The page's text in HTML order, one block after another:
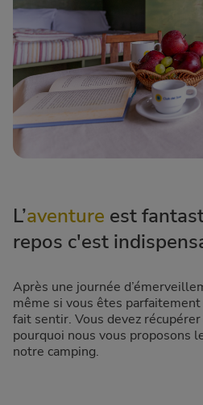
L’aventure est
repos c'est
Après une journée
même si vous êtes
fait sentir. Vous devez
pourquoi nous vous proposons
notre camping.